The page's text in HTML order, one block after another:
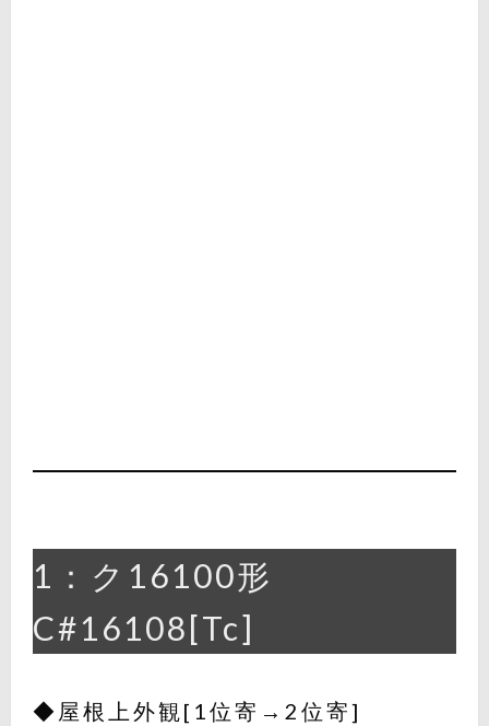
1：ク16100形
C#16108[Tc]
◆屋根上外観[1位寄→2位寄]